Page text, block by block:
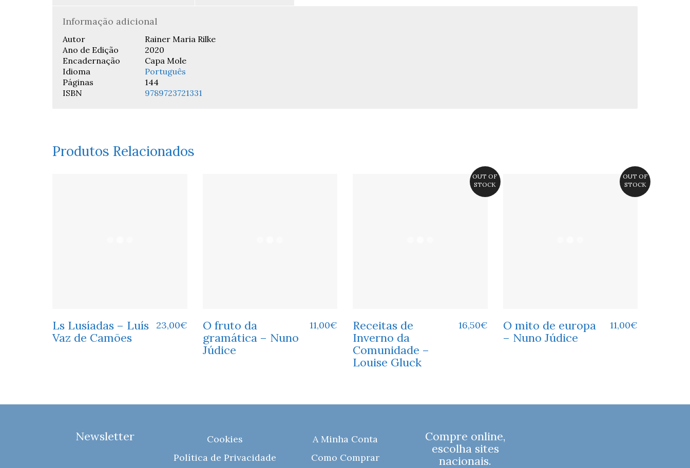
Informação adicional
Autor
Rainer Maria Rilke
Ano de Edição
2020
Encadernação
Capa Mole
Idioma
Português
Páginas
144
ISBN
9789723721331
Produtos Relacionados
Ls Lusíadas – Luís
Vaz de Camões
23,00€
O fruto da
gramática – Nuno
Júdice
11,00€
OUT OF
STOCK
Receitas de
Inverno da
Comunidade –
Louise Gluck
16,50€
OUT OF
STOCK
O mito de europa
– Nuno Júdice
11,00€
Newsletter
Cookies
Política de Privacidade
A Minha Conta
Como Comprar
Compre online,
escolha sites
nacionais.